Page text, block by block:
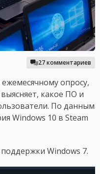
27 комментариев
опросу,
какое ПО и
По данным
Windows 10 в Steam
Windows 7.